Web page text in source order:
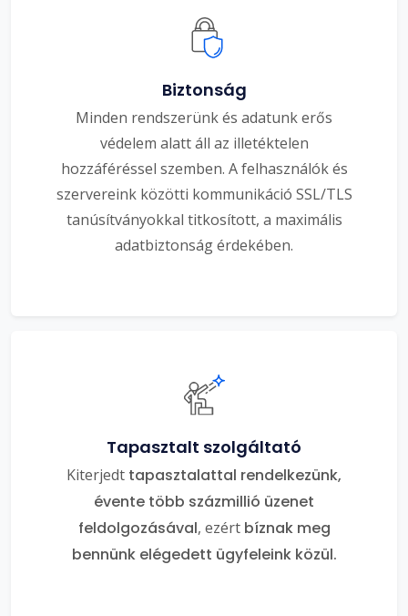
Biztonság
Minden rendszerünk és adatunk erős
védelem alatt áll az illetéktelen
hozzáféréssel szemben. A felhasználók és
szervereink közötti kommunikáció SSL/TLS
tanúsítványokkal titkosított, a maximális
adatbiztonság érdekében.
Tapasztalt szolgáltató
Kiterjedt tapasztalattal rendelkezünk,
évente több százmillió üzenet
feldolgozásával, ezért bíznak meg
bennünk elégedett ügyfeleink közül.